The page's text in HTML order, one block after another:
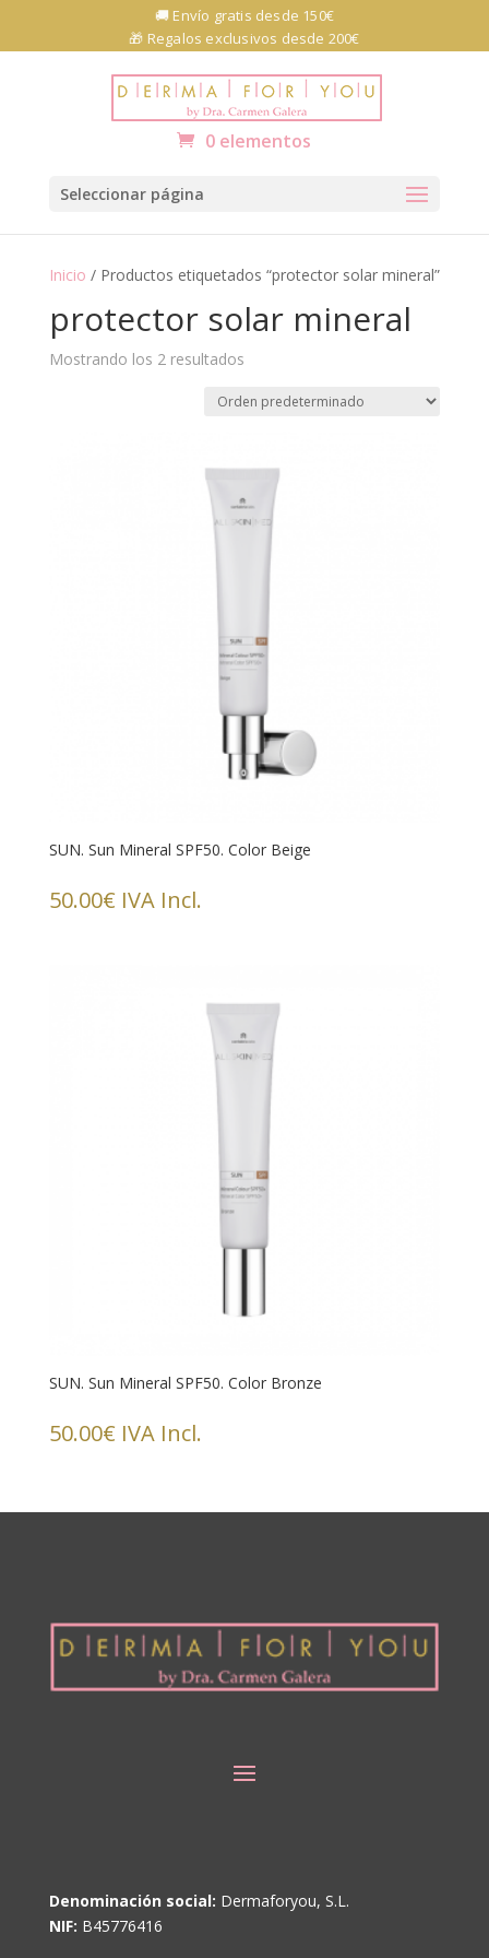
Abrir barra de herramientas
🚚 Envío gratis desde 150€
🎁 Regalos exclusivos desde 200€
0 elementos
Seleccionar página
Inicio / Productos etiquetados “protector solar mineral”
protector solar mineral
Mostrando los 2 resultados
SUN. Sun Mineral SPF50. Color Beige
50.00€ IVA Incl.
SUN. Sun Mineral SPF50. Color Bronze
50.00€ IVA Incl.
Denominación social: Dermaforyou, S.L.
NIF: B45776416